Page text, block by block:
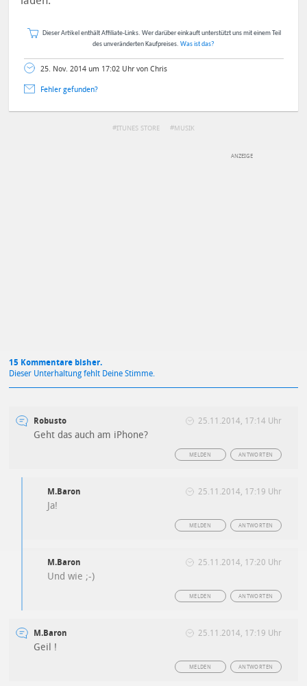
Dieser Artikel enthält Affiliate-Links. Wer darüber einkauft unterstützt uns mit einem Teil
des unveränderten Kaufpreises. Was ist das?
25. Nov. 2014 um 17:02 Uhr von Chris
Fehler gefunden?
ITUNES STORE MUSIK
15 Kommentare bisher.
Dieser Unterhaltung fehlt Deine Stimme.
Robusto 25.11.2014, 17:14 Uhr
Geht das auch am iPhone?
ANTWORTEN
MELDEN
M.Baron 25.11.2014, 17:19 Uhr
Ja!
ANTWORTEN
MELDEN
M.Baron 25.11.2014, 17:20 Uhr
Und wie ;-)
ANTWORTEN
MELDEN
M.Baron 25.11.2014, 17:19 Uhr
Geil !
ANTWORTEN
MELDEN